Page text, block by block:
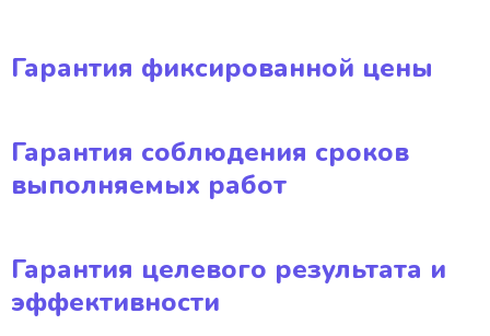
Гарантия фиксированной цены
Гарантия соблюдения сроков
выполняемых работ
Гарантия целевого результата и
эффективности